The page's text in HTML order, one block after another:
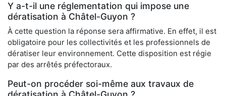
Y a-t-il une réglementation qui impose une
dératisation à Châtel-Guyon ?
À cette question la réponse sera affirmative. En effet, il est
obligatoire pour les collectivités et les professionnels de
dératiser leur environnement. Cette disposition est régie
par des arrêtés préfectoraux.
Peut-on procéder soi-même aux travaux de